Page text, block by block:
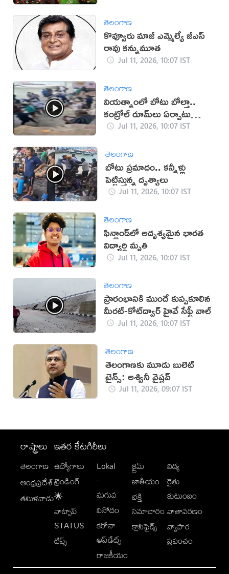
తెలంగాణ
కొవ్వూరు మాజీ ఎమ్మెల్యే జీ‌ఎస్
రావు కన్నుమూత
Jul 11, 2026, 10:07 IST
తెలంగాణ
వియత్నాంలో బోటు బోల్తా..
కంట్రోల్ రూమ్‌లు ఏర్పాటు
(వీడియో)
Jul 11, 2026, 10:07 IST
తెలంగాణ
బోటు ప్రమాదం.. కన్నీళ్లు
పెట్టిస్తున్న దృశ్యాలు
Jul 11, 2026, 10:07 IST
తెలంగాణ
ఫిన్లాండ్‌లో అదృశ్యమైన భారత
విద్యార్థి మృతి
Jul 11, 2026, 10:07 IST
తెలంగాణ
ప్రారంభానికి ముందే కుప్పకూలిన
మీరట్-కోట్‌ద్వార్ హైవే సేఫ్టీ వాల్
Jul 11, 2026, 10:07 IST
తెలంగాణ
తెలంగాణకు మూడు బులెట్
ట్రైన్స్: అశ్వినీ వైష్ణవ్
Jul 11, 2026, 09:07 IST
రాష్ట్రాలు
తెలంగాణ
ఆంధ్రప్రదేశ్
తమిళనాడు
ఇతర కేటగిరీలు
ఉద్యోగాలు
ట్రెండింగ్
🌟
వాట్సాప్
STATUS
టిప్స్
Lokal
-
మగువ
వినోదం
కరోనా
అప్‌డేట్స్
రాజకీయం
క్రైమ్
జాతీయం
భక్తి
సమాచారం
క్లాసిఫైడ్స్
విద్య
రైతు
కుటుంబం
వాతావరణం
వ్యాపార
ప్రపంచం